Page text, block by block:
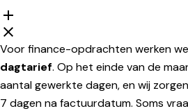
Voor finance-opdrachten werken
dagtarief. Op het einde van de
aantal gewerkte dagen, en wij
7 dagen na factuurdatum. Soms